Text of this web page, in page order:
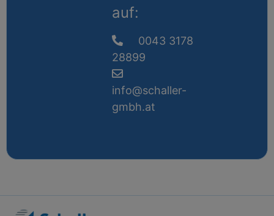
auf:
0043 3178
28899
info@schaller-
gmbh.at